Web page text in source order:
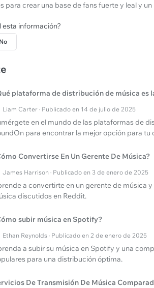
para crear una base de fans fuerte y leal y
esta información?
No
plataforma de distribución de música es
Liam Carter · Publicado en 14 de julio de 2025
en el mundo de las plataformas de
para encontrar la mejor opción para tu
Convertirse En Un Gerente De Música?
James Harrison · Publicado en 3 de enero de 2025
a convertirte en un gerente de música
discutidos en Reddit.
subir música en Spotify?
Ethan Reynolds · Publicado en 2 de enero de 2025
a subir su música en Spotify y una
para una distribución óptima.
De Transmisión De Música